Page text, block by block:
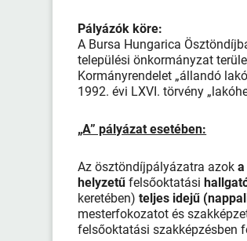
Pályázók köre:
A Bursa Hungarica
települési önkormányzat
Kormányrendelet „állandó
1992. évi LXVI. törvény
„A” pályázat esetében:
Az ösztöndíjpályázatra azok
helyzetű felsőoktatási
keretében)teljes idejű
mesterfokozatot és
felsőoktatási szakképzésben